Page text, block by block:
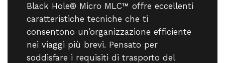
Black Hole® Micro MLC™ offre eccellenti
caratteristiche tecniche che ti
consentono un’organizzazione efficiente
nei viaggi più brevi. Pensato per
soddisfare i requisiti di trasporto del